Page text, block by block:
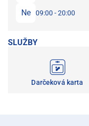
Ne 09:00 - 20:00
SLUŽBY
Darčeková karta